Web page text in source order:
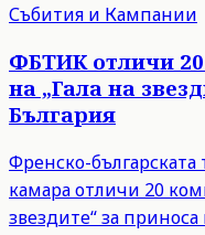
Събития и Кампании
ФБТИК отличи
на „Гала на
България
Френско-
камара отличи 20
звездите“ за